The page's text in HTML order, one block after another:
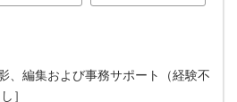
、編集および事務サポート（経験不
］